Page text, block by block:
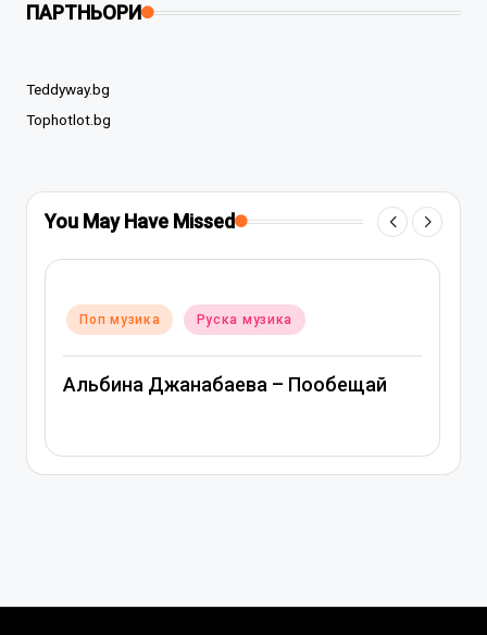
ПАРТНЬОРИ
Teddyway.bg
Tophotlot.bg
You May Have Missed
Posted
in
Поп музика Руска музика
Альбина Джанабаева – Пообещай